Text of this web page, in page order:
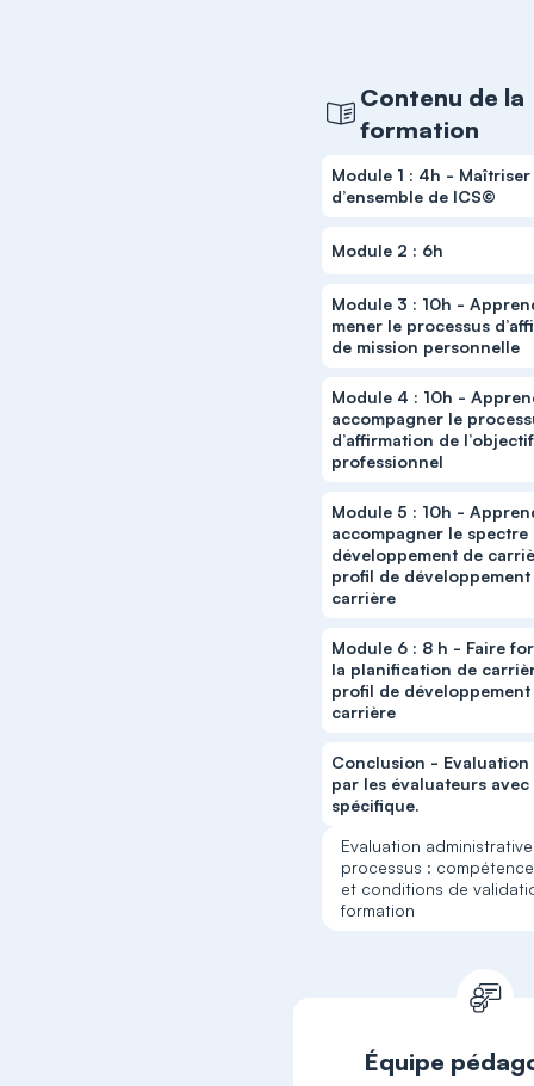
Contenu de la
formation
Module 1 : 4h -
d’ensemble de ICS©
Module 2 : 6h
Module 3 : 10h -
mener le processus
de mission personnelle
Module 4 : 10h -
accompagner le
d’aﬃrmation de l’objectif
professionnel
Module 5 : 10h -
accompagner le spectre
développement de
profil de développement
carrière
Module 6 : 8 h - Faire
la planification de
profil de développement
carrière
Conclusion -
par les évaluateurs
spécifique.
Evaluation
processus :
et conditions de
formation
Équipe